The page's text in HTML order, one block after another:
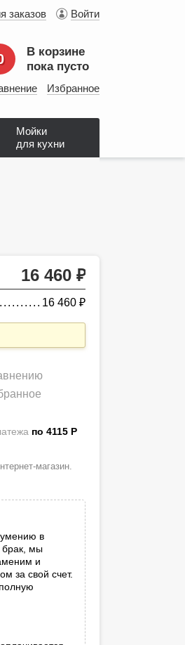
заказов Войти
В корзине
пока пусто
Избранное
Мойки
для кухни
16 460
16 460
по 4115 P
магазин.
в
брак, мы
и
за свой счет.